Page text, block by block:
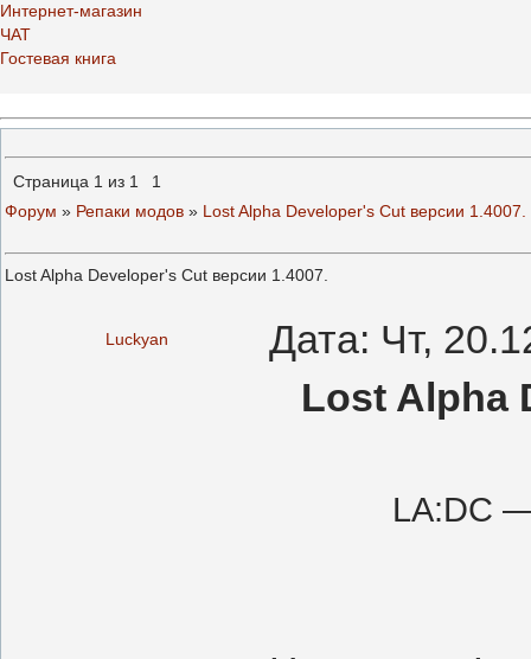
Интернет-магазин
ЧАТ
Гостевая книга
Страница 1 из 1
1
Форум » Репаки модов » Lost Alpha Developer's Cut версии 1.4007.
Lost Alpha Developer's Cut версии 1.4007.
Luckyan Дата: Чт,
Lost Alpha
LA:DC